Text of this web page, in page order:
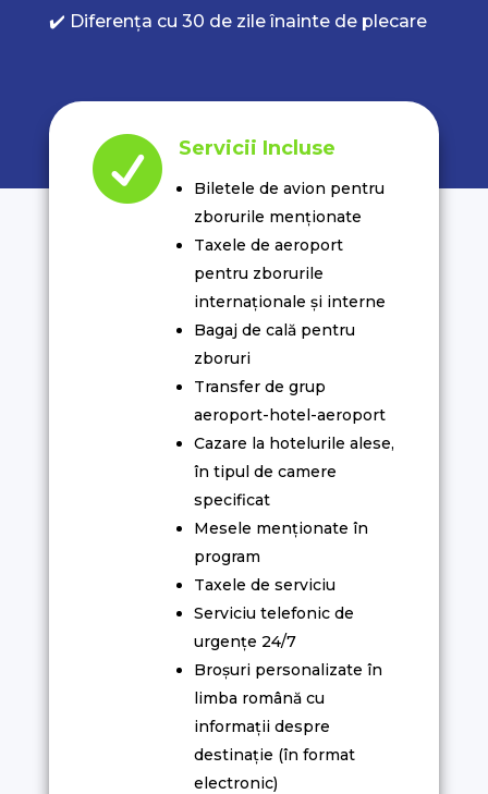
✔️ Diferența cu 30 de zile înainte de plecare
 Servicii Incluse
Biletele de avion pentru
zborurile menționate
Taxele de aeroport
pentru zborurile
internaționale și interne
Bagaj de cală pentru
zboruri
Transfer de grup
aeroport-hotel-aeroport
Cazare la hotelurile alese,
în tipul de camere
specificat
Mesele menționate în
program
Taxele de serviciu
Serviciu telefonic de
urgențe 24/7
Broșuri personalizate în
limba română cu
informații despre
destinație (în format
electronic)